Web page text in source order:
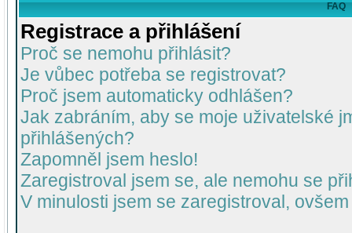
FAQ
Registrace a přihlášení
Proč se nemohu přihlásit?
Je vůbec potřeba se registrovat?
Proč jsem automaticky odhlášen?
Jak zabráním, aby se moje uživatelské
přihlášených?
Zapomněl jsem heslo!
Zaregistroval jsem se, ale nemohu se
V minulosti jsem se zaregistroval,